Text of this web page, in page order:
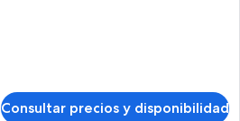
Consultar precios y disponibilidad